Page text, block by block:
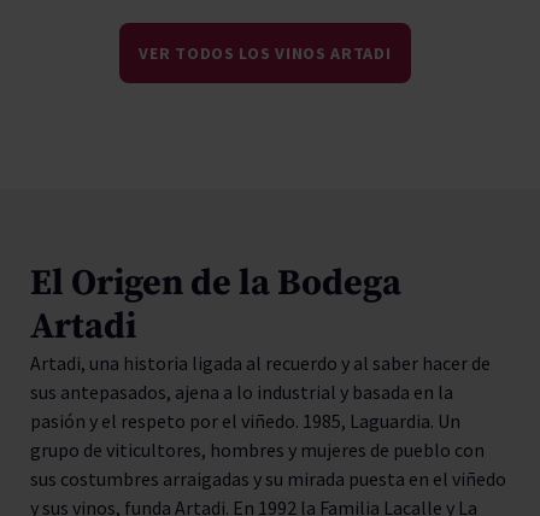
VER TODOS LOS VINOS ARTADI
El Origen de la Bodega
Artadi
Artadi, una historia ligada al recuerdo y al saber hacer de
sus antepasados, ajena a lo industrial y basada en la
pasión y el respeto por el viñedo. 1985, Laguardia. Un
grupo de viticultores, hombres y mujeres de pueblo con
sus costumbres arraigadas y su mirada puesta en el viñedo
y sus vinos, funda Artadi. En 1992 la Familia Lacalle y La